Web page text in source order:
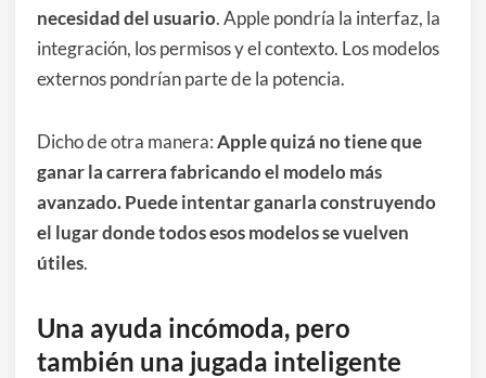
necesidad del usuario. Apple pondría la interfaz, la
integración, los permisos y el contexto. Los modelos
externos pondrían parte de la potencia.
Dicho de otra manera:Apple quizá no tiene que
ganar la carrera fabricando el modelo más
avanzado. Puede intentar ganarla construyendo
el lugar donde todos esos modelos se vuelven
útiles.
Una ayuda incómoda, pero
también una jugada inteligente